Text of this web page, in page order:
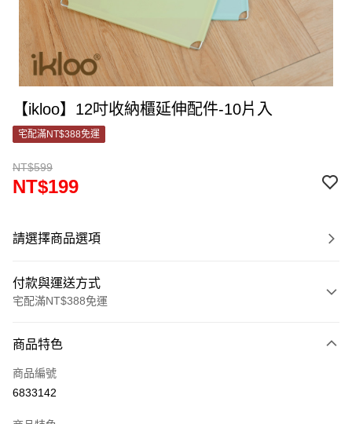
【ikloo】12吋收納櫃延伸配件-10片入
宅配滿NT$388免運
NT$599
NT$199
請選擇商品選項
付款與運送方式
宅配滿NT$388免運
信用卡一次付款
信用卡分期付款
商品特色
商品編號
6833142